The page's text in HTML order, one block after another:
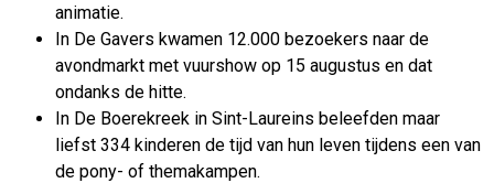
animatie.
In De Gavers kwamen 12.000 bezoekers naar de
avondmarkt met vuurshow op 15 augustus en dat
ondanks de hitte.
In De Boerekreek in Sint-Laureins beleefden maar
liefst 334 kinderen de tijd van hun leven tijdens een van
de pony- of themakampen.